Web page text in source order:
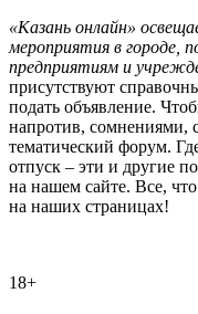
«Казань онлайн»
мероприятия в городе,
предприятиям и
присутствуют
подать объявление.
напротив, сомнениями,
тематический форум.
отпуск – эти и другие
на нашем сайте. Все, что
на наших страницах!
18+